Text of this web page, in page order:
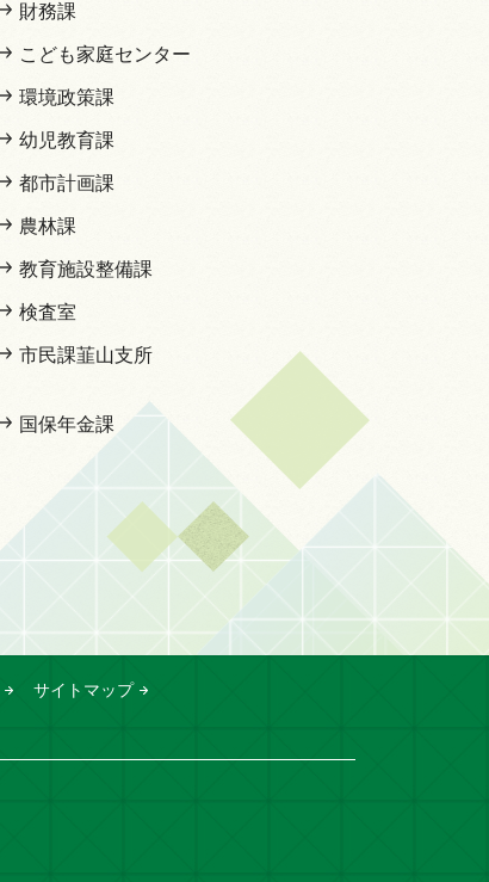
財務課
こども家庭センター
環境政策課
幼児教育課
都市計画課
農林課
教育施設整備課
検査室
市民課韮山支所
国保年金課
サイトマップ